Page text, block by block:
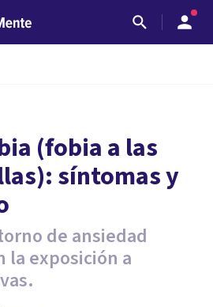
(fobia a las
síntomas y
de ansiedad
la exposición a